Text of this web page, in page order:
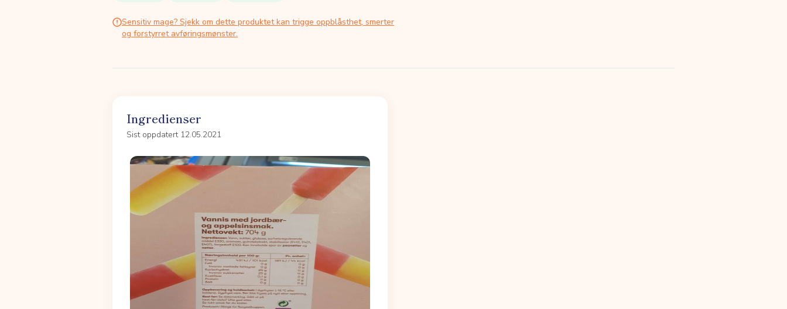
Sensitiv mage? Sjekk om dette produktet kan trigge oppblåsthet, smerter
og forstyrret avføringsmønster.
Ingredienser
Sist oppdatert 12.05.2021